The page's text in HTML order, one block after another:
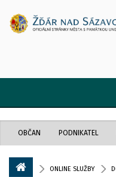
OBČAN PODNIKATEL
ONLINE SLUŽBY